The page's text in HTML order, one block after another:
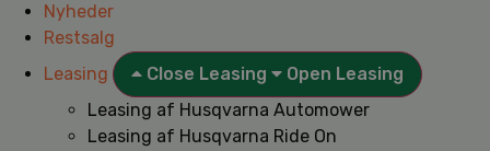
Nyheder
Restsalg
Leasing
Close Leasing
Open Leasing
Leasing af Husqvarna Automower
Leasing af Husqvarna Ride On